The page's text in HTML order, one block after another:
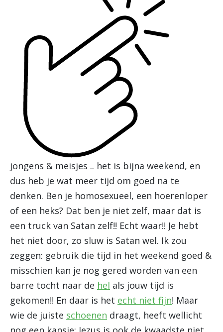
jongens & meisjes .. het is bijna weekend, en
dus heb je wat meer tijd om goed na te
denken. Ben je homosexueel, een hoerenloper
of een heks? Dat ben je niet zelf, maar dat is
een truck van Satan zelf!! Echt waar!! Je hebt
het niet door, zo sluw is Satan wel. Ik zou
zeggen: gebruik die tijd in het weekend goed &
misschien kan je nog gered worden van een
barre tocht naar de hel als jouw tijd is
gekomen!! En daar is het echt niet fijn! Maar
wie de juiste schoenen draagt, heeft wellicht